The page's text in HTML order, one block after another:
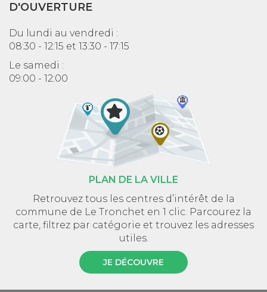
D'OUVERTURE
Du lundi au vendredi :
08:30 - 12:15 et 13:30 - 17:15
Le samedi :
09:00 - 12:00
PLAN DE LA VILLE
Retrouvez tous les centres d’intérêt de la
commune de Le Tronchet en 1 clic. Parcourez la
carte, filtrez par catégorie et trouvez les adresses
utiles.
JE DÉCOUVRE